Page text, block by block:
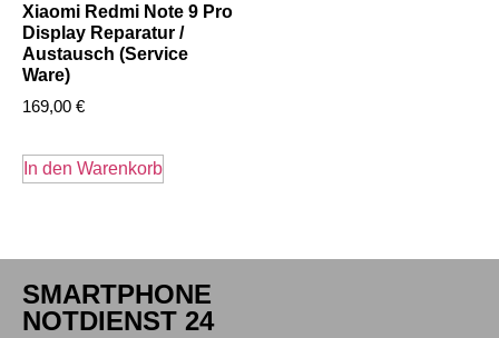
Xiaomi Redmi Note 9 Pro
Display Reparatur /
Austausch (Service
Ware)
169,00 €
In den Warenkorb
SMARTPHONE
NOTDIENST 24